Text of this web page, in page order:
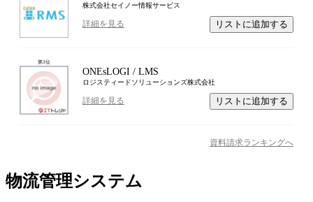
株式会社セイノー情報サービス
詳細を見る リストに追加する
第3位
ONEsLOGI / LMS
ロジスティードソリューションズ株式会社
詳細を見る リストに追加する
資料請求ランキングへ
物流管理システム